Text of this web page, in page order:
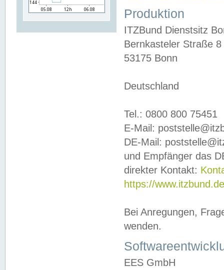
Produktion
ITZBund Dienstsitz
Bernkasteler Straße 8
53175 Bonn
Deutschland
Tel.: 0800 800 75451
E-Mail:
DE-Mail:
und Empfänger das
direkter Kontakt:
https://
Bei Anregungen,
wenden.
EES GmbH